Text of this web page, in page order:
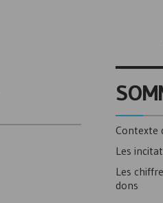
Contexte
Les
Les
dons